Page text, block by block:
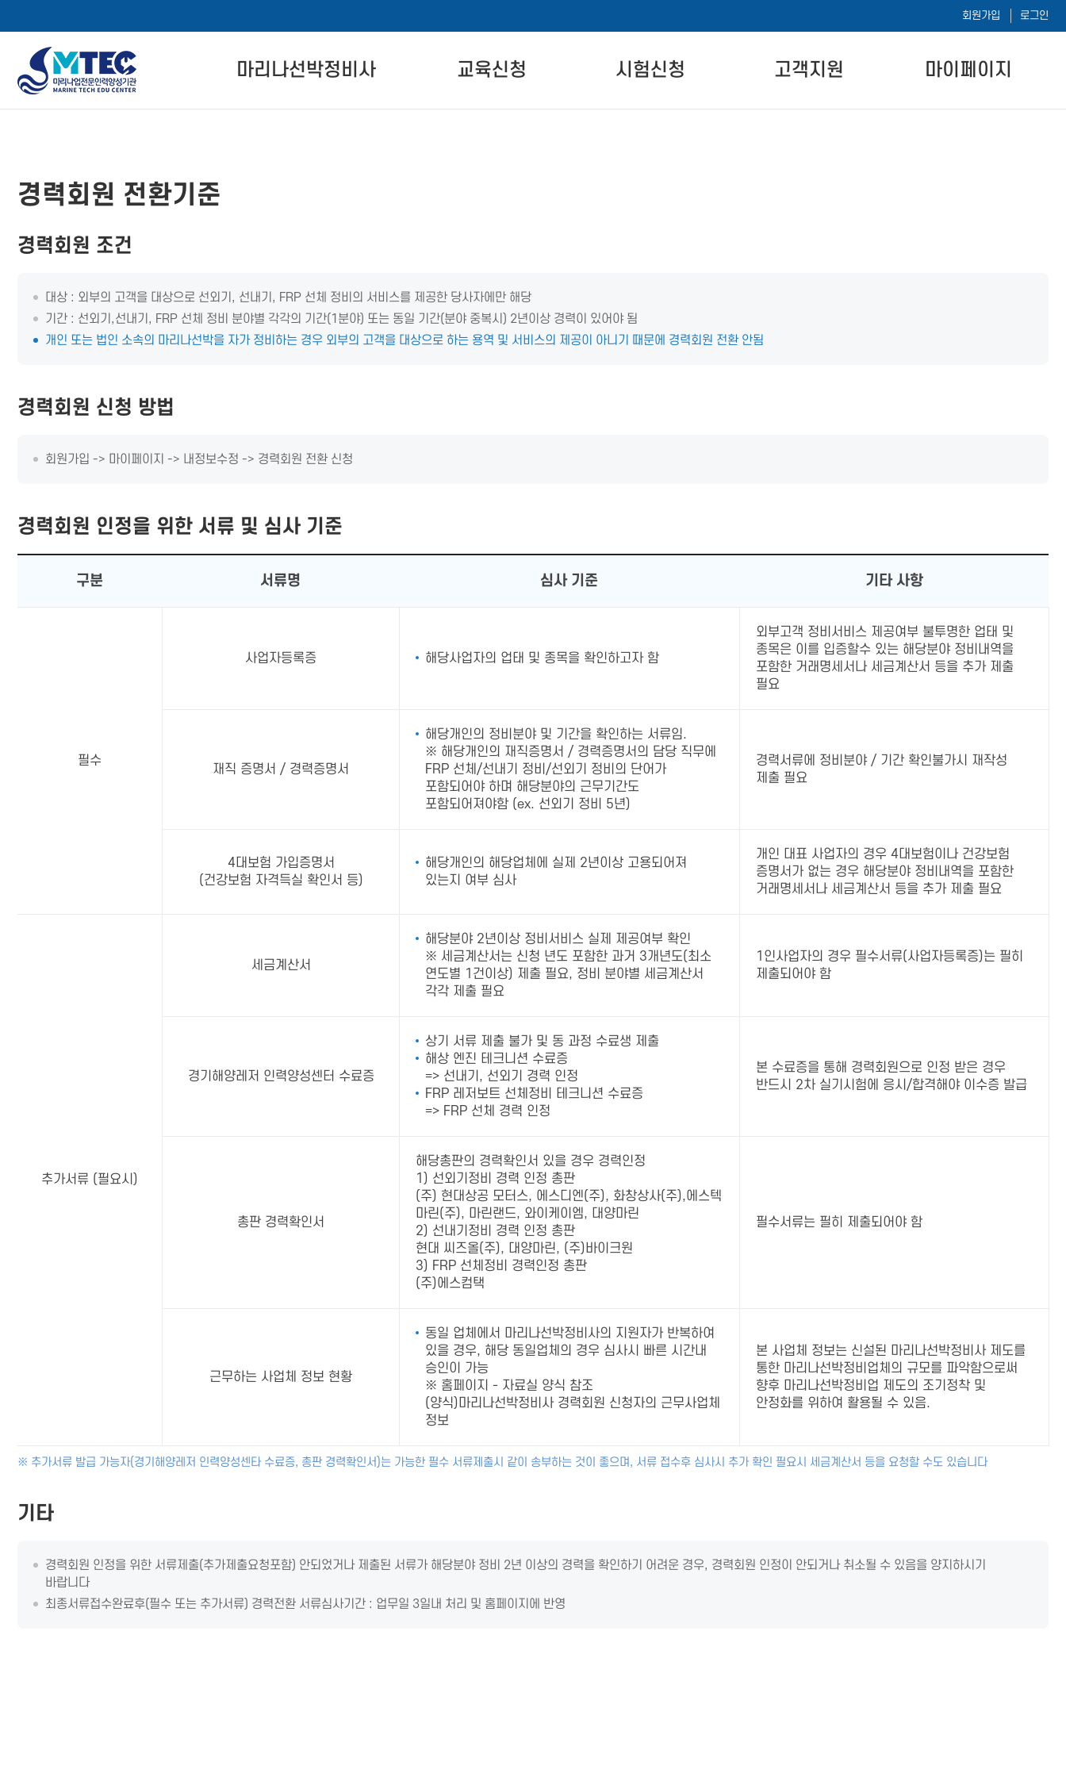
메
본
회원가입 로그인
4CSoft
마리나선박정비사 교육신청 시험신청 고객지원 마이페이지
경력회원 전환기준
경력회원 조건
대상 : 외부의 고객을 대상으로 선외기, 선내기, FRP 선체 정비의 서비스를 제공한 당사자에만 해당
기간 : 선외기,선내기, FRP 선체 정비 분야별 각각의 기간(1분야) 또는 동일 기간(분야 중복시) 2년이상 경력이 있어야 됨
개인 또는 법인 소속의 마리나선박을 자가 정비하는 경우 외부의 고객을 대상으로 하는 용역 및 서비스의 제공이 아니기 때문에 경력회원 전환 안됨
경력회원 신청 방법
회원가입 -> 마이페이지 -> 내정보수정 -> 경력회원 전환 신청
경력회원 인정을 위한 서류 및 심사 기준
구분 서류명 심사 기준 기타 사항
필수
사업자등록증 해당사업자의 업태 및 종목을 확인하고자 함
외부고객 정비서비스 제공여부 불투명한 업태 및
종목은 이를 입증할수 있는 해당분야 정비내역을
포함한 거래명세서나 세금계산서 등을 추가 제출
필요
재직 증명서 / 경력증명서
해당개인의 정비분야 및 기간을 확인하는 서류임.
※ 해당개인의 재직증명서 / 경력증명서의 담당 직무에
FRP 선체/선내기 정비/선외기 정비의 단어가
포함되어야 하며 해당분야의 근무기간도
포함되어져야함 (ex. 선외기 정비 5년)
경력서류에 정비분야 / 기간 확인불가시 재작성
제출 필요
4대보험 가입증명서
(건강보험 자격득실 확인서 등)
해당개인의 해당업체에 실제 2년이상 고용되어져
있는지 여부 심사
개인 대표 사업자의 경우 4대보험이나 건강보험
증명서가 없는 경우 해당분야 정비내역을 포함한
거래명세서나 세금계산서 등을 추가 제출 필요
추가서류 (필요시)
세금계산서
해당분야 2년이상 정비서비스 실제 제공여부 확인
※ 세금계산서는 신청 년도 포함한 과거 3개년도(최소
연도별 1건이상) 제출 필요, 정비 분야별 세금계산서
각각 제출 필요
1인사업자의 경우 필수서류(사업자등록증)는 필히
제출되어야 함
경기해양레저 인력양성센터 수료증
상기 서류 제출 불가 및 동 과정 수료생 제출
해상 엔진 테크니션 수료증
=> 선내기, 선외기 경력 인정
FRP 레저보트 선체정비 테크니션 수료증
=> FRP 선체 경력 인정
본 수료증을 통해 경력회원으로 인정 받은 경우
반드시 2차 실기시험에 응시/합격해야 이수증 발급
총판 경력확인서
해당총판의 경력확인서 있을 경우 경력인정
1) 선외기정비 경력 인정 총판
(주) 현대상공 모터스, 에스디엔(주), 화창상사(주),에스텍
마린(주), 마린랜드, 와이케이엠, 대양마린
2) 선내기정비 경력 인정 총판
현대 씨즈올(주), 대양마린, (주)바이크원
3) FRP 선체정비 경력인정 총판
(주)에스컴택
필수서류는 필히 제출되어야 함
근무하는 사업체 정보 현황
동일 업체에서 마리나선박정비사의 지원자가 반복하여
있을 경우, 해당 동일업체의 경우 심사시 빠른 시간내
승인이 가능
※ 홈페이지 - 자료실 양식 참조
(양식)마리나선박정비사 경력회원 신청자의 근무사업체
정보
본 사업체 정보는 신설된 마리나선박정비사 제도를
통한 마리나선박정비업체의 규모를 파악함으로써
향후 마리나선박정비업 제도의 조기정착 및
안정화를 위하여 활용될 수 있음.
※ 추가서류 발급 가능자(경기해양레저 인력양성센타 수료증, 총판 경력확인서)는 가능한 필수 서류제출시 같이 송부하는 것이 좋으며, 서류 접수후 심사시 추가 확인 필요시 세금계산서 등을 요청할 수도 있습니다
기타
경력회원 인정을 위한 서류제출(추가제출요청포함) 안되었거나 제출된 서류가 해당분야 정비 2년 이상의 경력을 확인하기 어려운 경우, 경력회원 인정이 안되거나 취소될 수 있음을 양지하시기
바랍니다
최종서류접수완료후(필수 또는 추가서류) 경력전환 서류심사기간 : 업무일 3일내 처리 및 홈페이지에 반영